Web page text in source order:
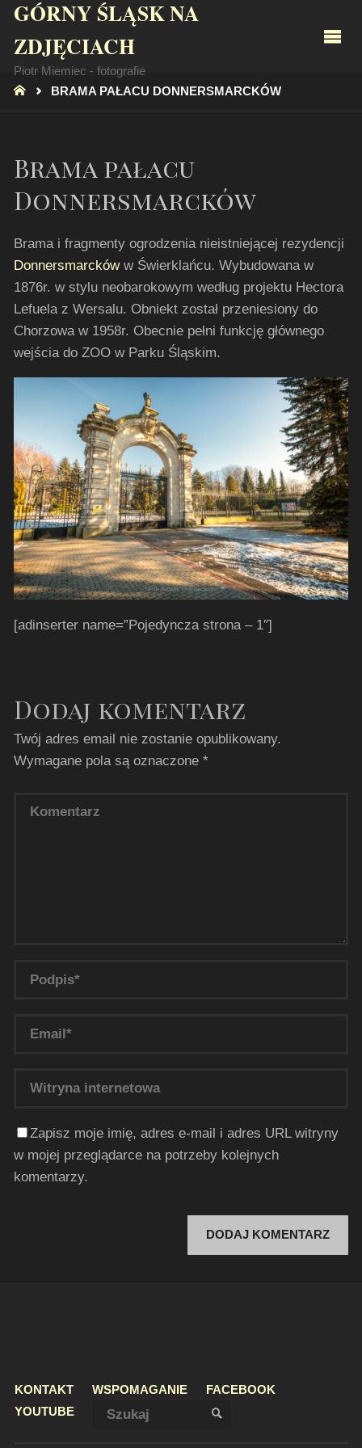
GÓRNY ŚLĄSK NA
ZDJĘCIACH
Piotr Miemiec - fotografie
STRONA
BRAMA PAŁACU DONNERSMARCKÓW
Brama pałacu
Donnersmarcków
Brama i fragmenty ogrodzenia nieistniejącej rezydencji
Donnersmarckóww Świerklańcu. Wybudowana w
1876r. w stylu neobarokowym według projektu Hectora
Lefuela z Wersalu. Obniekt został przeniesiony do
Chorzowa w 1958r. Obecnie pełni funkcję głównego
wejścia do ZOO w Parku Śląskim.
[adinserter name=”Pojedyncza strona – 1″]
Dodaj komentarz
Twój adres email nie zostanie opublikowany.
Wymagane pola są oznaczone*
Zapisz moje imię, adres e-mail i adres URL witryny
w mojej przeglądarce na potrzeby kolejnych
komentarzy.
KONTAKT WSPOMAGANIE
FACEBOOK
YOUTUBE
SZUKAJ